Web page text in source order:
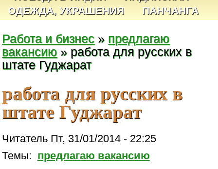
ОДЕЖДА, УКРАШЕНИЯ
ПАНЧАНГА
Работа и бизнес » предлагаю
вакансию » работа для русских в
штате Гуджарат
работа для русских в
штате Гуджарат
Читатель Пт, 31/01/2014 - 22:25
Темы: предлагаю вакансию